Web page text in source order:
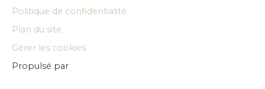
Politique de confidentialité
Plan du site
Gérer les cookies
Propulsé par